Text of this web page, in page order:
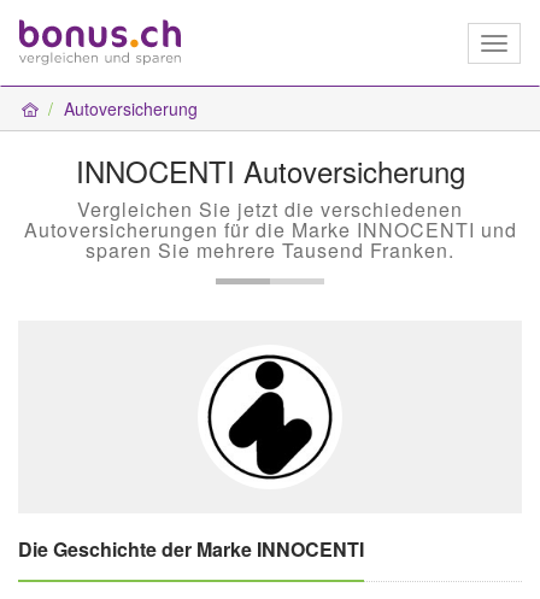
Autoversicherung
INNOCENTI Autoversicherung
Vergleichen Sie jetzt die verschiedenen
Autoversicherungen für die Marke INNOCENTI und
sparen Sie mehrere Tausend Franken.
Die Geschichte der Marke INNOCENTI